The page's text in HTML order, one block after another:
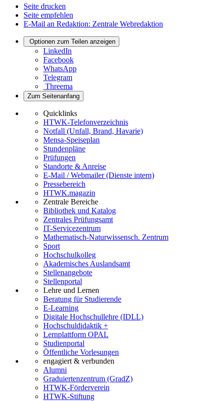
Seite drucken
Seite empfehlen
E-Mail an Redaktion: Zentrale Webredaktion
Optionen zum Teilen anzeigen
LinkedIn
Facebook
WhatsApp
Telegram
Threema
Zum Seitenanfang
Quicklinks
HTWK-Telefonverzeichnis
Notfall (Unfall, Brand, Havarie)
Mensa-Speiseplan
Stundenpläne
Prüfungen
Standorte & Anreise
E-Mail / Webmailer (Dienste intern)
Pressebereich
HTWK.magazin
Zentrale Bereiche
Bibliothek und Katalog
Zentrales Prüfungsamt
IT-Servicezentrum
Mathematisch-Naturwissensch. Zentrum
Sport
Hochschulkolleg
Akademisches Auslandsamt
Stellenangebote
Stellenportal
Lehre und Lernen
Beratung für Studierende
E-Learning
Digitale Hochschullehre (IDLL)
Hochschuldidaktik +
Lernplattform OPAL
Studienportal
Öffentliche Vorlesungen
engagiert & verbunden
Alumni
Graduiertenzentrum (GradZ)
HTWK-Förderverein
HTWK-Stiftung